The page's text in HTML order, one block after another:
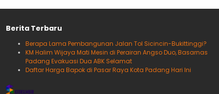
Berita Terbaru
Berapa Lama Pembangunan Jalan Tol Sicincin-Bukittinggi?
KM Halim Wijaya Mati Mesin di Perairan Angso Duo, Basarnas
Padang Evakuasi Dua ABK Selamat
Daftar Harga Bapok di Pasar Raya Kota Padang Hari Ini